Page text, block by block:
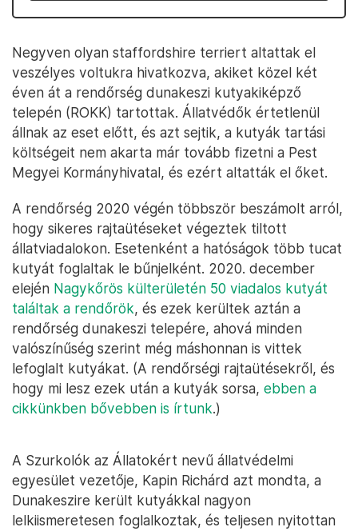
Negyven olyan staffordshire terriert altattak el
veszélyes voltukra hivatkozva, akiket közel két
éven át a rendőrség dunakeszi kutyakiképző
telepén (ROKK) tartottak. Állatvédők értetlenül
állnak az eset előtt, és azt sejtik, a kutyák tartási
költségeit nem akarta már tovább fizetni a Pest
Megyei Kormányhivatal, és ezért altatták el őket.
A rendőrség 2020 végén többször beszámolt arról,
hogy sikeres rajtaütéseket végeztek tiltott
állatviadalokon. Esetenként a hatóságok több tucat
kutyát foglaltak le bűnjelként. 2020. december
elején Nagykőrös külterületén 50 viadalos kutyát
találtak a rendőrök, és ezek kerültek aztán a
rendőrség dunakeszi telepére, ahová minden
valószínűség szerint még máshonnan is vittek
lefoglalt kutyákat. (A rendőrségi rajtaütésekről, és
hogy mi lesz ezek után a kutyák sorsa, ebben a
cikkünkben bővebben is írtunk.)
A Szurkolók az Állatokért nevű állatvédelmi
egyesület vezetője, Kapin Richárd azt mondta, a
Dunakeszire került kutyákkal nagyon
lelkiismeretesen foglalkoztak, és teljesen nyitottan